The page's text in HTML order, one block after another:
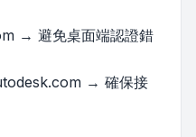
→ 避免桌面端認證錯
→ 確保接